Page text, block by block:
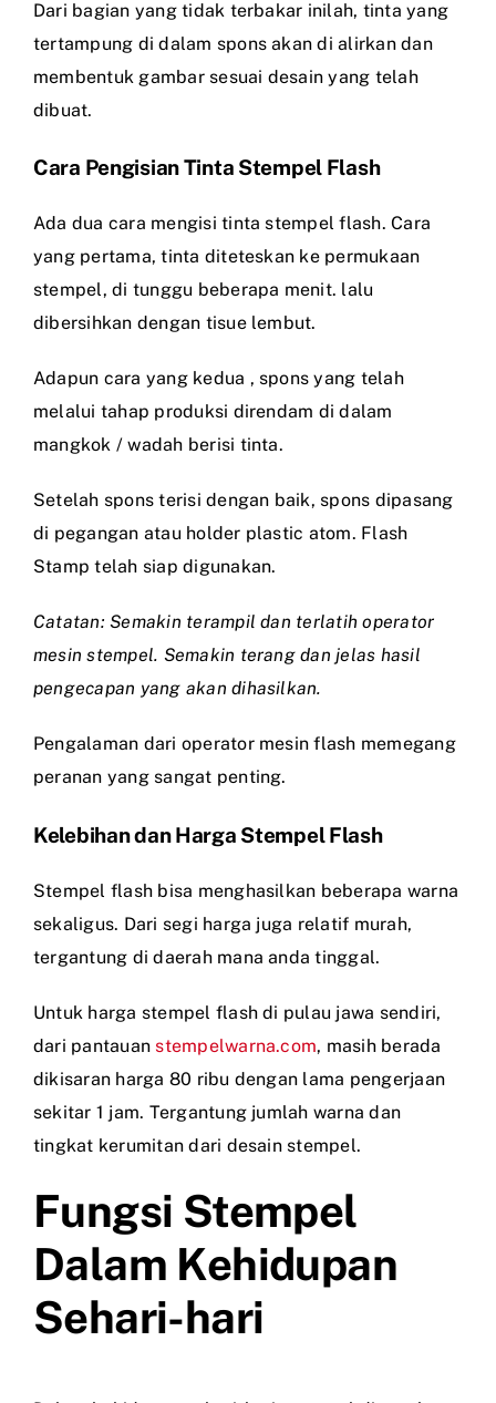
Dari bagian yang tidak terbakar inilah, tinta yang
tertampung di dalam spons akan di alirkan dan
membentuk gambar sesuai desain yang telah
dibuat.
Cara Pengisian Tinta Stempel Flash
Ada dua cara mengisi tinta stempel flash. Cara
yang pertama, tinta diteteskan ke permukaan
stempel, di tunggu beberapa menit. lalu
dibersihkan dengan tisue lembut.
Adapun cara yang kedua , spons yang telah
melalui tahap produksi direndam di dalam
mangkok / wadah berisi tinta.
Setelah spons terisi dengan baik, spons dipasang
di pegangan atau holder plastic atom. Flash
Stamp telah siap digunakan.
Catatan: Semakin terampil dan terlatih operator
mesin stempel. Semakin terang dan jelas hasil
pengecapan yang akan dihasilkan.
Pengalaman dari operator mesin flash memegang
peranan yang sangat penting.
Kelebihan dan Harga Stempel Flash
Stempel flash bisa menghasilkan beberapa warna
sekaligus. Dari segi harga juga relatif murah,
tergantung di daerah mana anda tinggal.
Untuk harga stempel flash di pulau jawa sendiri,
dari pantauan stempelwarna.com, masih berada
dikisaran harga 80 ribu dengan lama pengerjaan
sekitar 1 jam. Tergantung jumlah warna dan
tingkat kerumitan dari desain stempel.
Fungsi Stempel
Dalam Kehidupan
Sehari-hari